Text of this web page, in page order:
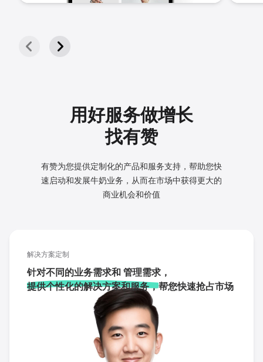
用好服务做增长
找有赞
有赞为您提供定制化的产品和服务支持，帮助您快
速启动和发展牛奶业务，从而在市场中获得更大的
商业机会和价值
解决方案定制
针对不同的业务需求和 管理需求，
提供个性化的解决方案和服务，帮您快速抢占市场